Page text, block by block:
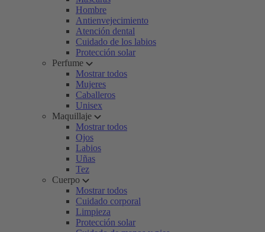
Hombre
Antienvejecimiento
Atención dental
Cuidado de los labios
Protección solar
Perfume
Mostrar todos
Mujeres
Caballeros
Unisex
Maquillaje
Mostrar todos
Ojos
Labios
Uñas
Tez
Cuerpo
Mostrar todos
Cuidado corporal
Limpieza
Protección solar